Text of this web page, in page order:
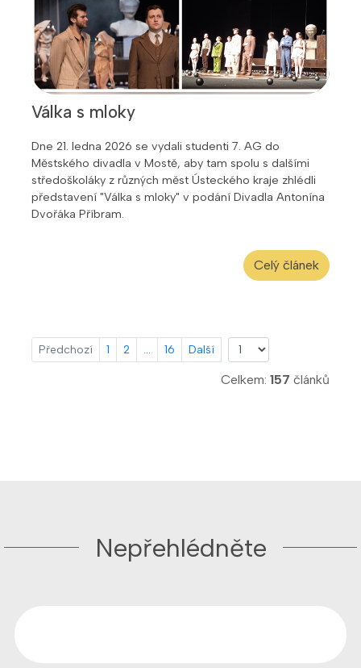
Válka s mloky
Dne 21. ledna 2026 se vydali studenti 7. AG do
Městského divadla v Mostě, aby tam spolu s dalšími
středoškoláky z různých měst Ústeckého kraje zhlédli
představení "Válka s mloky" v podání Divadla Antonína
Dvořáka Příbram.
Celý článek
Předchozí 1 2 ... 16 Další
Celkem: 157 článků
Nepřehlédněte